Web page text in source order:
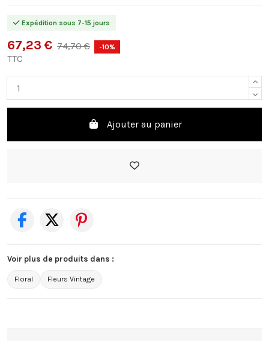
Expédition sous 7-15 jours
67,23 € 74,70 € -10%
TTC
Ajouter au panier
Voir plus de produits dans :
Floral Fleurs Vintage